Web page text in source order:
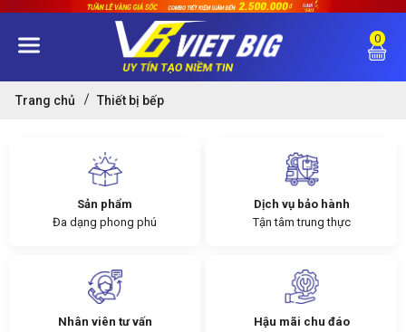
0
Trang chủ Thiết bị bếp
Sản phẩm
Đa dạng phong phú
Dịch vụ bảo hành
Tận tâm trung thực
Nhân viên tư vấn
Hậu mãi chu đáo